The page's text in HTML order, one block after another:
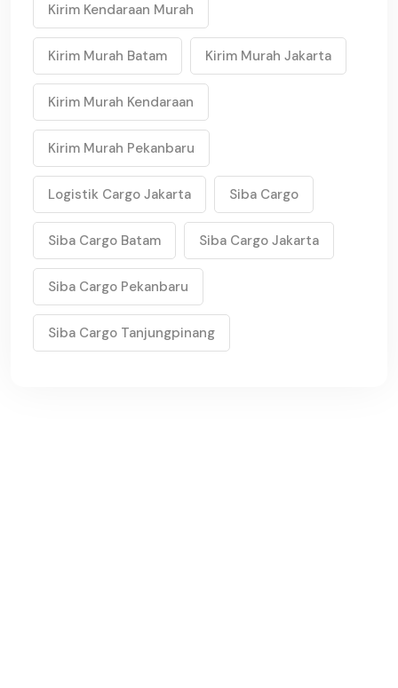
Kirim Kendaraan Murah
Kirim Murah Batam Kirim Murah Jakarta
Kirim Murah Kendaraan
Kirim Murah Pekanbaru
Logistik Cargo Jakarta Siba Cargo
Siba Cargo Batam Siba Cargo Jakarta
Siba Cargo Pekanbaru
Siba Cargo Tanjungpinang